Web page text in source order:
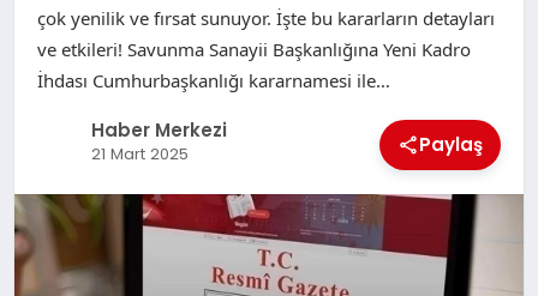
çok yenilik ve fırsat sunuyor. İşte bu kararların detayları
ve etkileri! Savunma Sanayii Başkanlığına Yeni Kadro
İhdası Cumhurbaşkanlığı kararnamesi ile…
Haber Merkezi
21 Mart 2025 Paylaş